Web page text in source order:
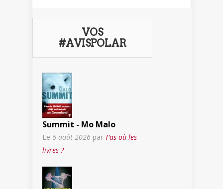
VOS
#AVISPOLAR
Summit - Mo Malo
Le 6 août 2026 par T’as où les
livres ?